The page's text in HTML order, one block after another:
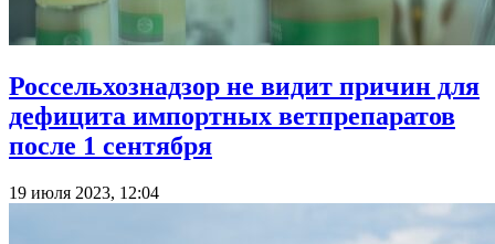
Россельхознадзор не видит причин для
дефицита импортных ветпрепаратов
после 1 сентября
19 июля 2023, 12:04